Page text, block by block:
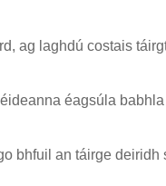
ag laghdú costais
éagsúla
bhfuil an táirge